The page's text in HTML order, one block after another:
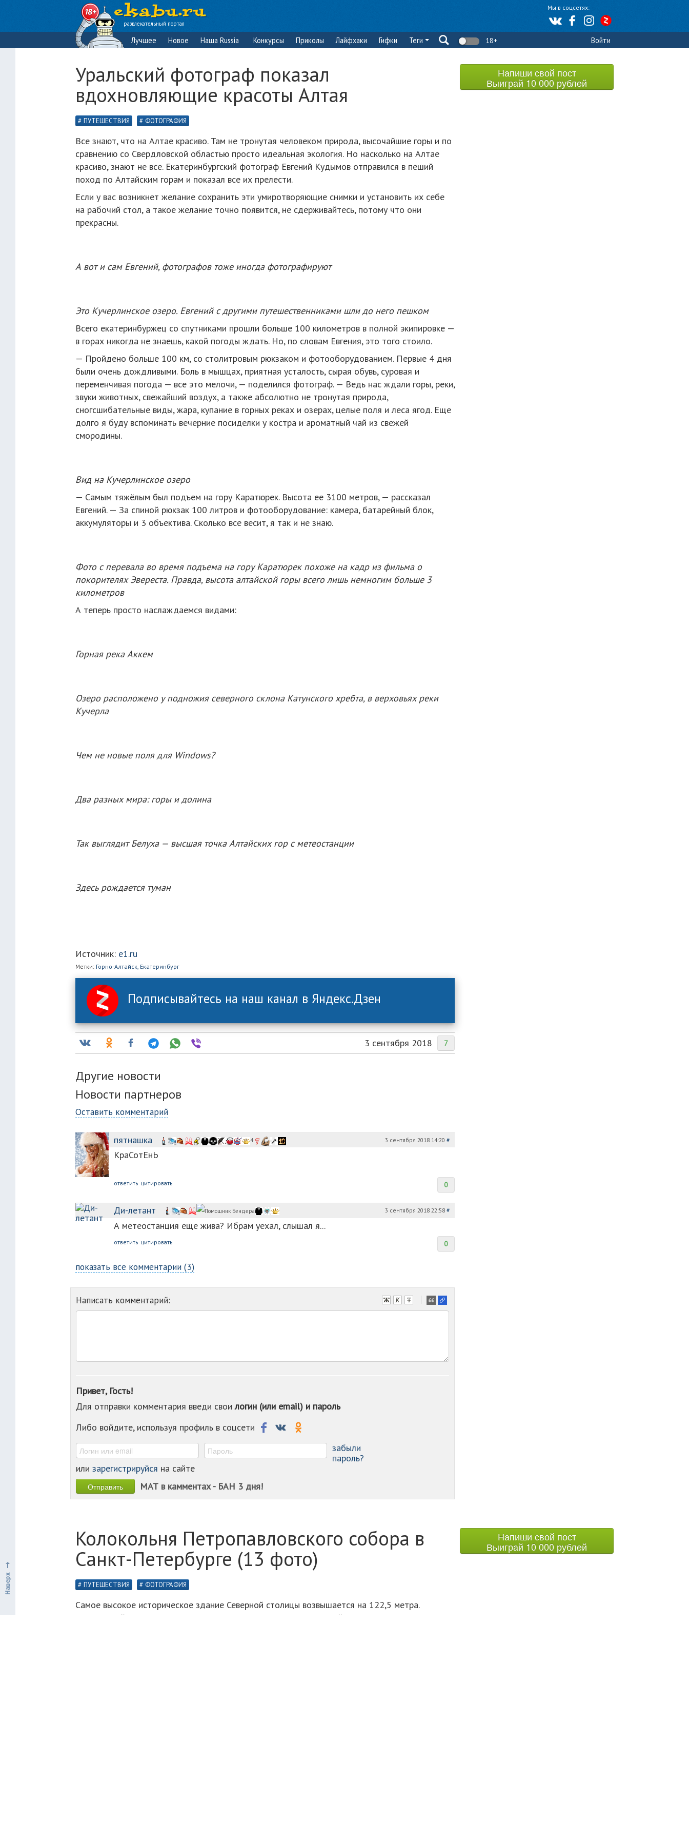
Мы в соцсетях:
развлекательный портал
Лучшее Новое Наша Russia Конкурсы Приколы Лайфхаки Гифки Теги 18+ Войти
Уральский фотограф показал
вдохновляющие красоты Алтая
ПУТЕШЕСТВИЯ ФОТОГРАФИЯ
Все знают, что на Алтае красиво. Там не тронутая человеком природа, высочайшие горы и по
сравнению со Свердловской областью просто идеальная экология. Но насколько на Алтае
красиво, знают не все. Екатеринбургский фотограф Евгений Кудымов отправился в пеший
поход по Алтайским горам и показал все их прелести.
Если у вас возникнет желание сохранить эти умиротворяющие снимки и установить их себе
на рабочий стол, а такое желание точно появится, не сдерживайтесь, потому что они
прекрасны.
А вот и сам Евгений, фотографов тоже иногда фотографируют
Это Кучерлинское озеро. Евгений с другими путешественниками шли до него пешком
Всего екатеринбуржец со спутниками прошли больше 100 километров в полной экипировке —
в горах никогда не знаешь, какой погоды ждать. Но, по словам Евгения, это того стоило.
— Пройдено больше 100 км, со столитровым рюкзаком и фотооборудованием. Первые 4 дня
были очень дождливыми. Боль в мышцах, приятная усталость, сырая обувь, суровая и
переменчивая погода — все это мелочи, — поделился фотограф. — Ведь нас ждали горы, реки,
звуки животных, свежайший воздух, а также абсолютно не тронутая природа,
сногсшибательные виды, жара, купание в горных реках и озерах, целые поля и леса ягод. Еще
долго я буду вспоминать вечерние посиделки у костра и ароматный чай из свежей
смородины.
Вид на Кучерлинское озеро
— Самым тяжёлым был подъем на гору Каратюрек. Высота ее 3100 метров, — рассказал
Евгений. — За спиной рюкзак 100 литров и фотооборудование: камера, батарейный блок,
аккумуляторы и 3 объектива. Сколько все весит, я так и не знаю.
Фото с перевала во время подъема на гору Каратюрек похоже на кадр из фильма о
покорителях Эвереста. Правда, высота алтайской горы всего лишь немногим больше 3
километров
А теперь просто наслаждаемся видами:
Горная река Аккем
Озеро расположено у подножия северного склона Катунского хребта, в верховьях реки
Кучерла
Чем не новые поля для Windows?
Два разных мира: горы и долина
Так выглядит Белуха — высшая точка Алтайских гор с метеостанции
Здесь рождается туман
Источник: e1.ru
Метки: Горно-Алтайск, Екатеринбург
Подписывайтесь на наш канал в Яндекс.Дзен
7
3 сентября 2018
Другие новости
Новости партнеров
Оставить комментарий
пятнашка 3 сентября 2018 14:20 #
4
КраСотЕнЬ
0
ответить цитировать
Ди-летант 3 сентября 2018 22:58 #
А метеостанция еще жива? Ибрам уехал, слышал я...
0
ответить цитировать
показать все комментарии (3)
Написать комментарий:
-
-
-
Привет, Гость!
Для отправки комментария введи своилогин (или email) и пароль
Либо войдите, используя профиль в соцсети
забыли
пароль?
или зарегистрируйся на сайте
МАТ в камментах - БАН 3 дня!
Напиши свой пост
Выиграй 10 000 рублей
Колокольня Петропавловского собора в
Санкт-Петербурге (13 фото)
ПУТЕШЕСТВИЯ ФОТОГРАФИЯ
Самое высокое историческое здание Северной столицы возвышается на 122,5 метра.
Заложенный в 1712 году по указу Петра I как усыпальница российских императоров, этот
Напиши свой пост
Выиграй 10 000 рублей